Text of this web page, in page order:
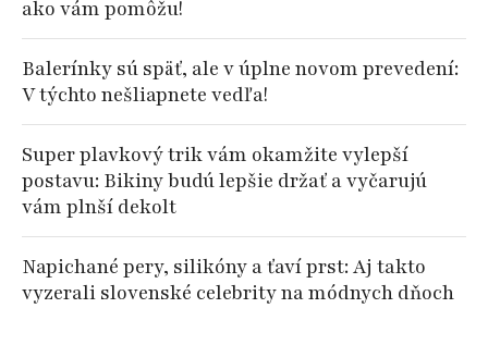
ako vám pomôžu!
Balerínky sú späť, ale v úplne novom prevedení:
V týchto nešliapnete vedľa!
Super plavkový trik vám okamžite vylepší
postavu: Bikiny budú lepšie držať a vyčarujú
vám plnší dekolt
Napichané pery, silikóny a ťaví prst: Aj takto
vyzerali slovenské celebrity na módnych dňoch